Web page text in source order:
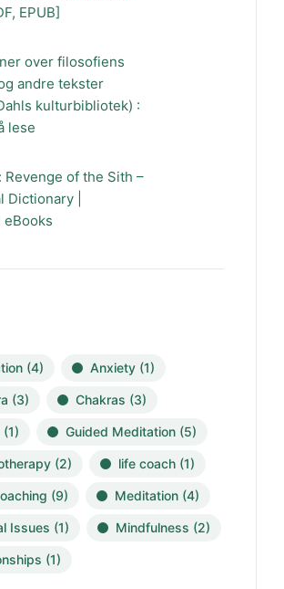
EPUB]
over filosofiens
andre tekster
kulturbibliotek) :
lese
Revenge of the Sith –
Dictionary |
eBooks
(4) Anxiety (1)
(3) Chakras (3)
(1) Guided Meditation (5)
(2) life coach (1)
(9) Meditation (4)
Issues (1) Mindfulness (2)
(1)